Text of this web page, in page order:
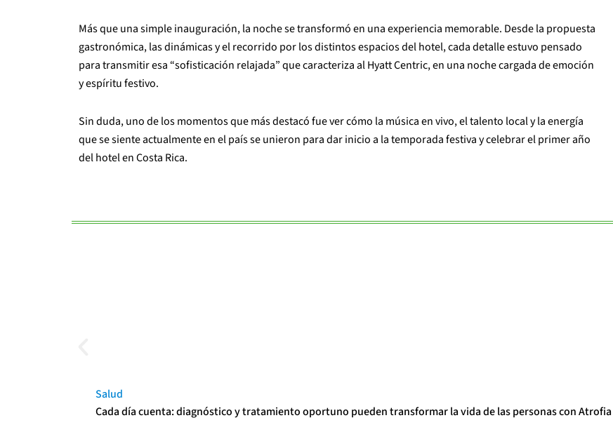
Más que una simple inauguración, la noche se transformó en una experiencia memorable. Desde la propuesta
gastronómica, las dinámicas y el recorrido por los distintos espacios del hotel, cada detalle estuvo pensado
para transmitir esa “sofisticación relajada” que caracteriza al Hyatt Centric, en una noche cargada de emoción
y espíritu festivo.
Sin duda, uno de los momentos que más destacó fue ver cómo la música en vivo, el talento local y la energía
que se siente actualmente en el país se unieron para dar inicio a la temporada festiva y celebrar el primer año
del hotel en Costa Rica.
Salud
Cada día cuenta: diagnóstico y tratamiento oportuno pueden transformar la vida de las personas con